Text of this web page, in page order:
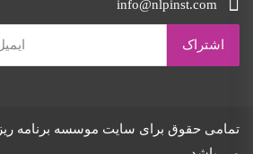
info@nlpinst.com
تمامی حقوق برای سایت موسسه برنامه